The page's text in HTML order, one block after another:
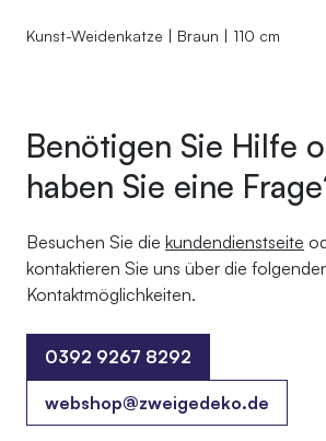
Kunst-Weidenkatze | Braun | 110 cm
Benötigen Sie Hilfe
haben Sie eine
Besuchen Sie die kundendienstseite
kontaktieren Sie uns über die
Kontaktmöglichkeiten.
0392 9267 8292
0392 9267 8292
webshop@zweigedeko.de